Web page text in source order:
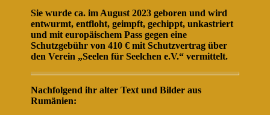
Sie wurde ca. im August 2023 geboren und wird
entwurmt, entfloht, geimpft, gechippt, unkastriert
und mit europäischem Pass gegen eine
Schutzgebühr von 410 € mit Schutzvertrag über
den Verein „Seelen für Seelchen e.V.“ vermittelt.
Nachfolgend ihr alter Text und Bilder aus
Rumänien: